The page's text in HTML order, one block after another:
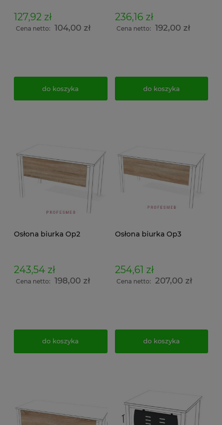
127,92 zł
Cena netto: 104,00 zł
do koszyka
236,16 zł
Cena netto: 192,00 zł
do koszyka
Osłona biurka Op2
243,54 zł
Cena netto: 198,00 zł
do koszyka
Osłona biurka Op3
254,61 zł
Cena netto: 207,00 zł
do koszyka